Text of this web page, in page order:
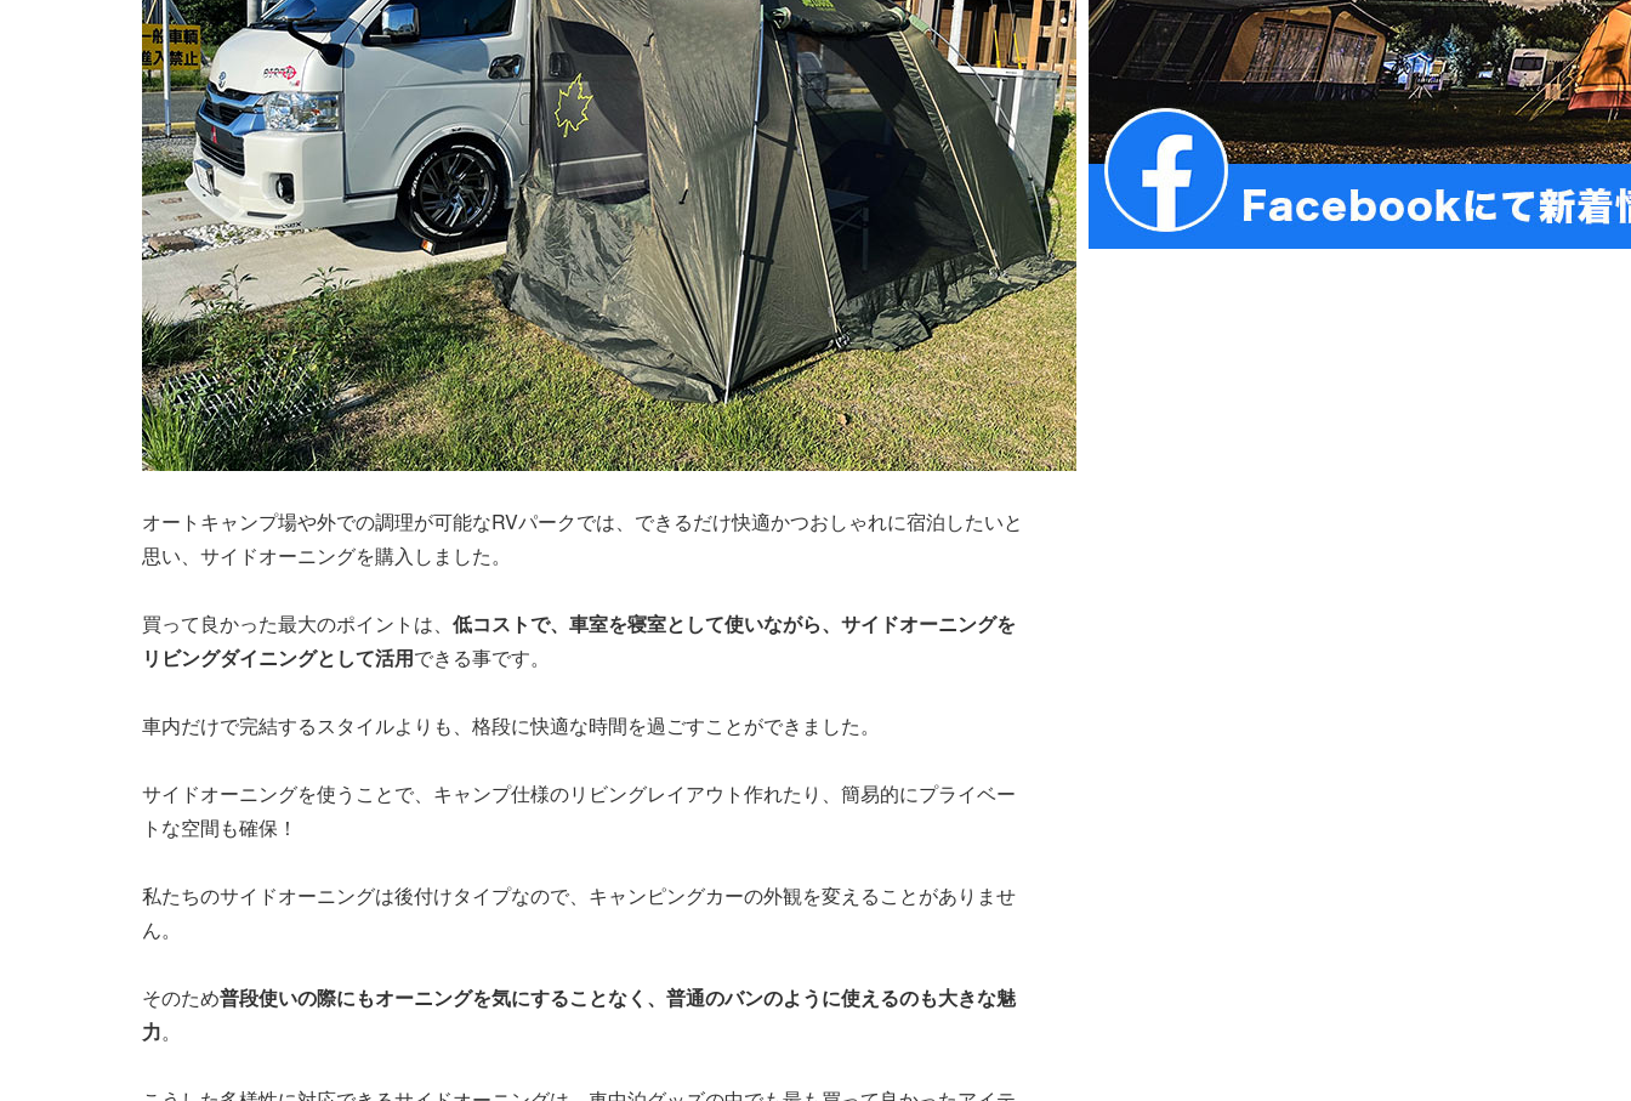
オートキャンプ場や外での調理が可能なRVパークでは、できるだけ快適かつおしゃれに宿泊したいと
思い、サイドオーニングを購入しました。
買って良かった最大のポイントは、 低コストで、車室を寝室として使いながら、サイドオーニングを
リビングダイニングとして活用できる事です。
車内だけで完結するスタイルよりも、格段に快適な時間を過ごすことができました。
サイドオーニングを使うことで、キャンプ仕様のリビングレイアウト作れたり、簡易的にプライベー
トな空間も確保！
私たちのサイドオーニングは後付けタイプなので、キャンピングカーの外観を変えることがありませ
ん。
そのため普段使いの際にもオーニングを気にすることなく、普通のバンのように使えるのも大きな魅
力。